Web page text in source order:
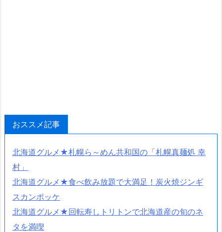
おススメ記事
北海道グルメ★札幌ら～めん共和国の「札幌真麺処 幸
村」
北海道グルメ★食べ飲み放題で大満足！炭火焼ジンギ
スカンポッケ
北海道グルメ★回転寿しトリトンで北海道産の旬のネ
タを満喫